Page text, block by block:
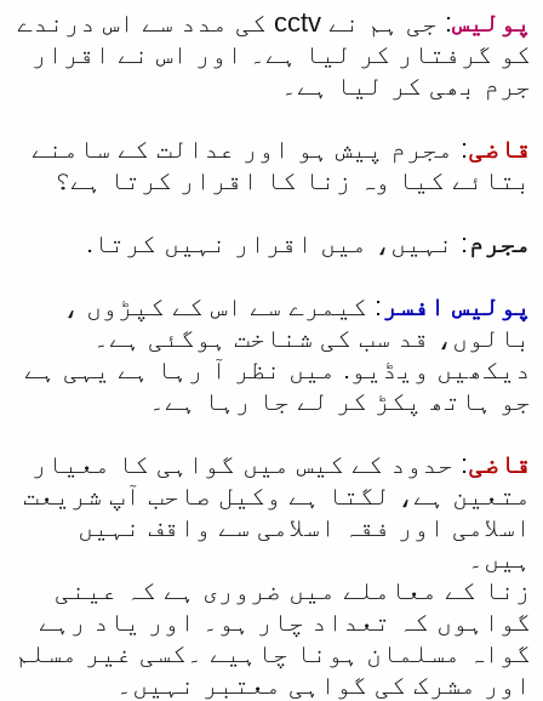
پولیس
: جی ہم نے cctv کی مدد سے اس درندے
کو گرفتار کر لیا ہے۔ اور اس نے اقرار
جرم بھی کر لیا ہے۔
قاضی: مجرم پیش ہو اور عدالت کے سامنے
بتائے کیا وہ زنا کا اقرار کرتا ہے؟
مجرم: نہیں، میں اقرار نہیں کرتا.
پولیس افسر : کیمرے سے اس کے کپڑوں ،
بالوں، قد سب کی شناخت ہوگئی ہے۔
دیکھیں ویڈیو. میں نظر آ رہا ہے یہی ہے
جو ہاتھ پکڑ کر لے جا رہا ہے۔
قاضی: حدود کے کیس میں گواہی کا معیار
متعین ہے، لگتا ہے وکیل صاحب آپ شریعت
اسلامی اور فقہ اسلامی سے واقف نہیں
ہیں۔
زنا کے معاملے میں ضروری ہے کہ عینی
گواہوں کہ تعداد چار ہو۔ اور یاد رہے
گواہ مسلمان ہونا چاہیے ۔کسی غیر مسلم
اور مشرک کی گواہی معتبر نہیں۔